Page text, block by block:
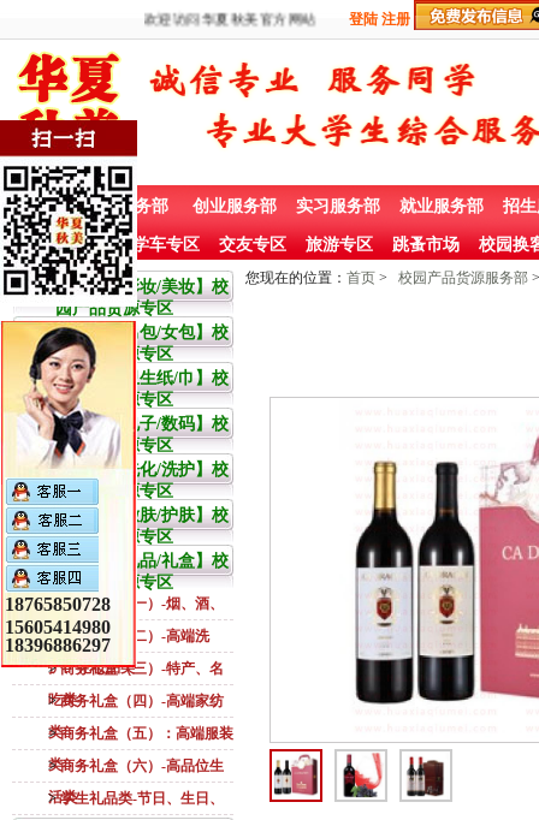
欢迎访问华夏秋美官方网站 登陆 注册
首 页 兼职服务部 创业服务部 实习服务部 就业服务部 招
社团赞助专栏 学车专区 交友专区 旅游专区 跳蚤市场 校园换
大学生【彩妆/美妆】校
园产品货源专区
大学生【男包/女包】校
园产品货源专区
大学生【卫生纸/巾】校
园产品货源专区
大学生【电子/数码】校
园产品货源专区
大学生【洗化/洗护】校
园产品货源专区
大学生【嫩肤/护肤】校
园产品货源专区
教职工【礼品/礼盒】校
园产品货源专区
>商务礼盒（一）-烟、酒、
茶类
>商务礼盒（二）-高端洗
护、化妆品类
>商务礼盒（三）-特产、名
吃类
>商务礼盒（四）-高端家纺
类
>商务礼盒（五）：高端服装
类
>商务礼盒（六）-高品位生
活类
>学生礼品类-节日、生日、
您现在的位置： 首页 > 校园产品货源服务部
18765850728
15605414980
18396886297